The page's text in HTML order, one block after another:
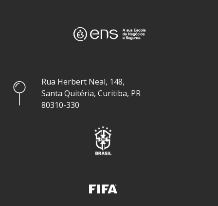
Rua Herbert Neal, 148,
Santa Quitéria, Curitiba, PR
80310-330